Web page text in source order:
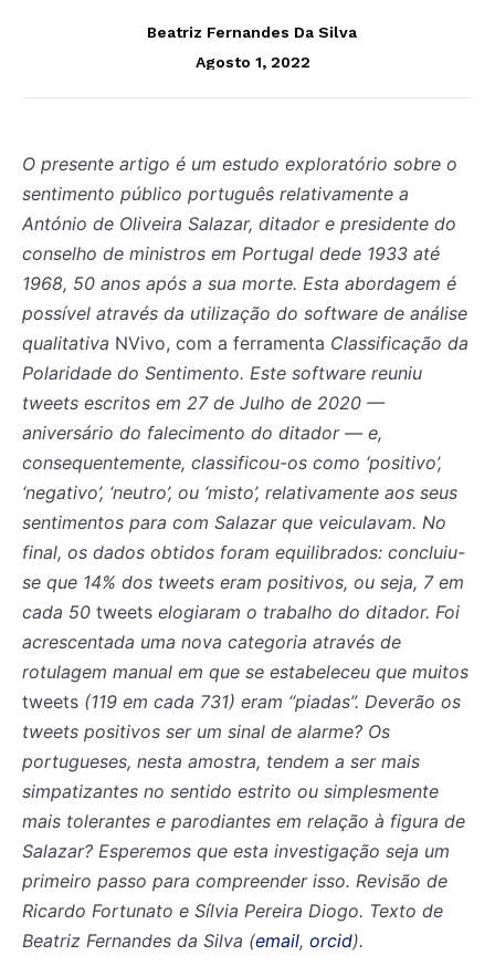
Beatriz Fernandes Da Silva
Agosto 1, 2022
O presente artigo é um estudo exploratório sobre o
sentimento público português relativamente a
António de Oliveira Salazar, ditador e presidente do
conselho de ministros em Portugal dede 1933 até
1968, 50 anos após a sua morte. Esta abordagem é
possível através da utilização do software de análise
qualitativa NVivo, com a ferramenta Classificação da
Polaridade do Sentimento. Este software reuniu
tweets escritos em 27 de Julho de 2020 —
aniversário do falecimento do ditador — e,
consequentemente, classificou-os como ‘positivo’,
‘negativo’, ‘neutro’, ou ‘misto’, relativamente aos seus
sentimentos para com Salazar que veiculavam. No
final, os dados obtidos foram equilibrados: concluiu-
se que 14% dos tweets eram positivos, ou seja, 7 em
cada 50 tweets elogiaram o trabalho do ditador. Foi
acrescentada uma nova categoria através de
rotulagem manual em que se estabeleceu que muitos
tweets (119 em cada 731) eram “piadas”. Deverão os
tweets positivos ser um sinal de alarme? Os
portugueses, nesta amostra, tendem a ser mais
simpatizantes no sentido estrito ou simplesmente
mais tolerantes e parodiantes em relação à figura de
Salazar? Esperemos que esta investigação seja um
primeiro passo para compreender isso. Revisão de
Ricardo Fortunato e Sílvia Pereira Diogo. Texto de
Beatriz Fernandes da Silva (email, orcid).